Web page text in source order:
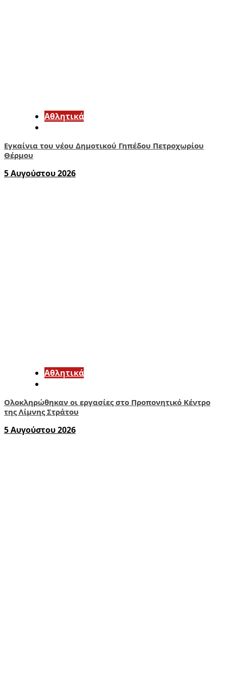
Αθλητικά
Εγκαίνια του νέου Δημοτικού Γηπέδου Πετροχωρίου
Θέρμου
5 Αυγούστου 2026
Αθλητικά
Ολοκληρώθηκαν οι εργασίες στο Προπονητικό Κέντρο
της Λίμνης Στράτου
5 Αυγούστου 2026